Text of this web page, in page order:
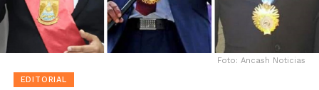
Foto: Ancash Noticias
EDITORIAL